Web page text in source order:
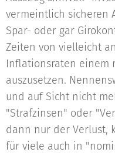
vermeintlich sicheren
Spar- oder gar
Zeiten von vielleicht
Inflationsraten einem
auszusetzen.
und auf Sicht nicht
"Strafzinsen" oder
dann nur der Verlust,
für viele auch in